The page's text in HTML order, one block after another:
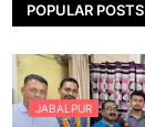
POPULAR POSTS
JABALPUR